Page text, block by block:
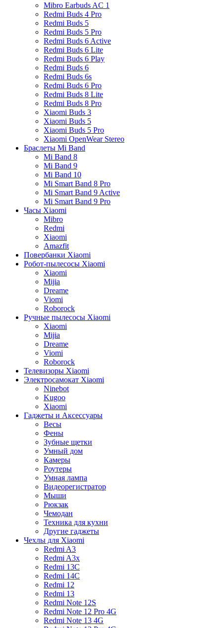
Mibro Earbuds AC 1
Redmi Buds 4 Pro
Redmi Buds 5
Redmi Buds 5 Pro
Redmi Buds 6 Active
Redmi Buds 6 Lite
Redmi Buds 6 Play
Redmi Buds 6
Redmi Buds 6s
Redmi Buds 6 Pro
Redmi Buds 8 Lite
Redmi Buds 8 Pro
Xiaomi Buds 3
Xiaomi Buds 5
Xiaomi Buds 5 Pro
Xiaomi OpenWear Stereo
Браслеты Mi Band
Mi Band 8
Mi Band 9
Mi Band 10
Mi Smart Band 8 Pro
Mi Smart Band 9 Active
Mi Smart Band 9 Pro
Часы Xiaomi
Mibro
Redmi
Xiaomi
Amazfit
Повербанки Xiaomi
Робот-пылесосы Xiaomi
Xiaomi
Mijia
Dreame
Viomi
Roborock
Ручные пылесосы Xiaomi
Xiaomi
Mijia
Dreame
Viomi
Roborock
Телевизоры Xiaomi
Электросамокат Xiaomi
Ninebot
Kugoo
Xiaomi
Гаджеты и Аксессуары
Весы
Фены
Зубные щетки
Умный дом
Камеры
Роутеры
Умная лампа
Видеорегистратор
Мыши
Рюкзак
Чемодан
Техника для кухни
Другие гаджеты
Чехлы для Xiaomi
Redmi A3
Redmi A3x
Redmi 13C
Redmi 14C
Redmi 12
Redmi 13
Redmi Note 12S
Redmi Note 12 Pro 4G
Redmi Note 13 4G